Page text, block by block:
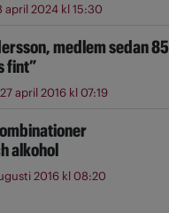
april 2024 kl 15:30
medlem sedan 85
fint”
27 april 2016 kl 07:19
alkohol
2016 kl 08:20